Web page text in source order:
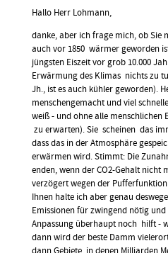
Georg
Lohmann
(nicht
überprüft)
Hallo Herr Lohmann,
danke, aber ich frage mich, ob Sie
auch vor 1850 wärmer geworden
jüngsten Eiszeit vor grob 10.000
Erwärmung des Klimas nichts zu
Jh., ist es auch kühler geworden).
menschengemacht und viel
weiß - und ohne alle menschlichen
zu erwarten). Sie scheinen das
dass das in der Atmosphäre
erwärmen wird. Stimmt: Die
enden, wenn der CO2-Gehalt
verzögert wegen der
Ihnen halte ich aber genau
Emissionen für zwingend nötig
Anpassung überhaupt noch hilft -
dann wird der beste Damm